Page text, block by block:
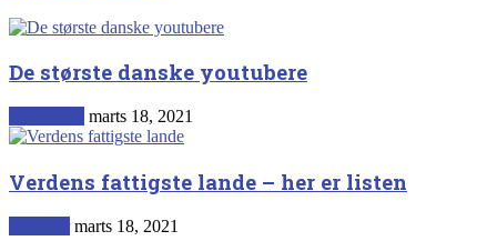
De største danske youtubere
marts 18, 2021
Verdens fattigste lande – her er listen
marts 18, 2021